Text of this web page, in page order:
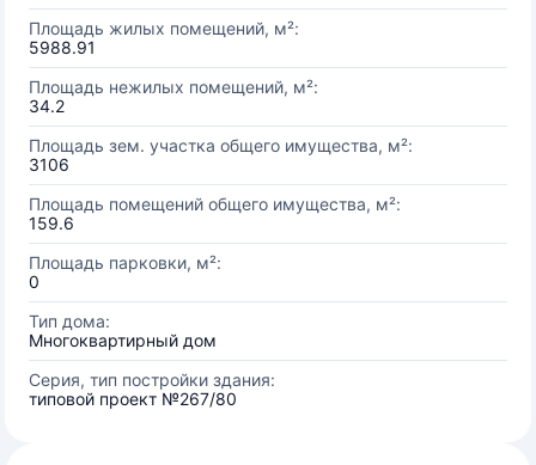
Площадь жилых помещений, м²:
5988.91
Площадь нежилых помещений, м²:
34.2
Площадь зем. участка общего имущества, м²:
3106
Площадь помещений общего имущества, м²:
159.6
Площадь парковки, м²:
0
Тип дома:
Многоквартирный дом
Серия, тип постройки здания:
типовой проект №267/80